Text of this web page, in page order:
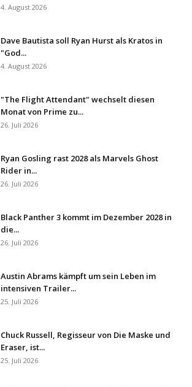
4. August 2026
Dave Bautista soll Ryan Hurst als Kratos in
"God...
4. August 2026
"The Flight Attendant" wechselt diesen
Monat von Prime zu...
26. Juli 2026
Ryan Gosling rast 2028 als Marvels Ghost
Rider in...
26. Juli 2026
Black Panther 3 kommt im Dezember 2028 in
die...
26. Juli 2026
Austin Abrams kämpft um sein Leben im
intensiven Trailer...
25. Juli 2026
Chuck Russell, Regisseur von Die Maske und
Eraser, ist...
25. Juli 2026